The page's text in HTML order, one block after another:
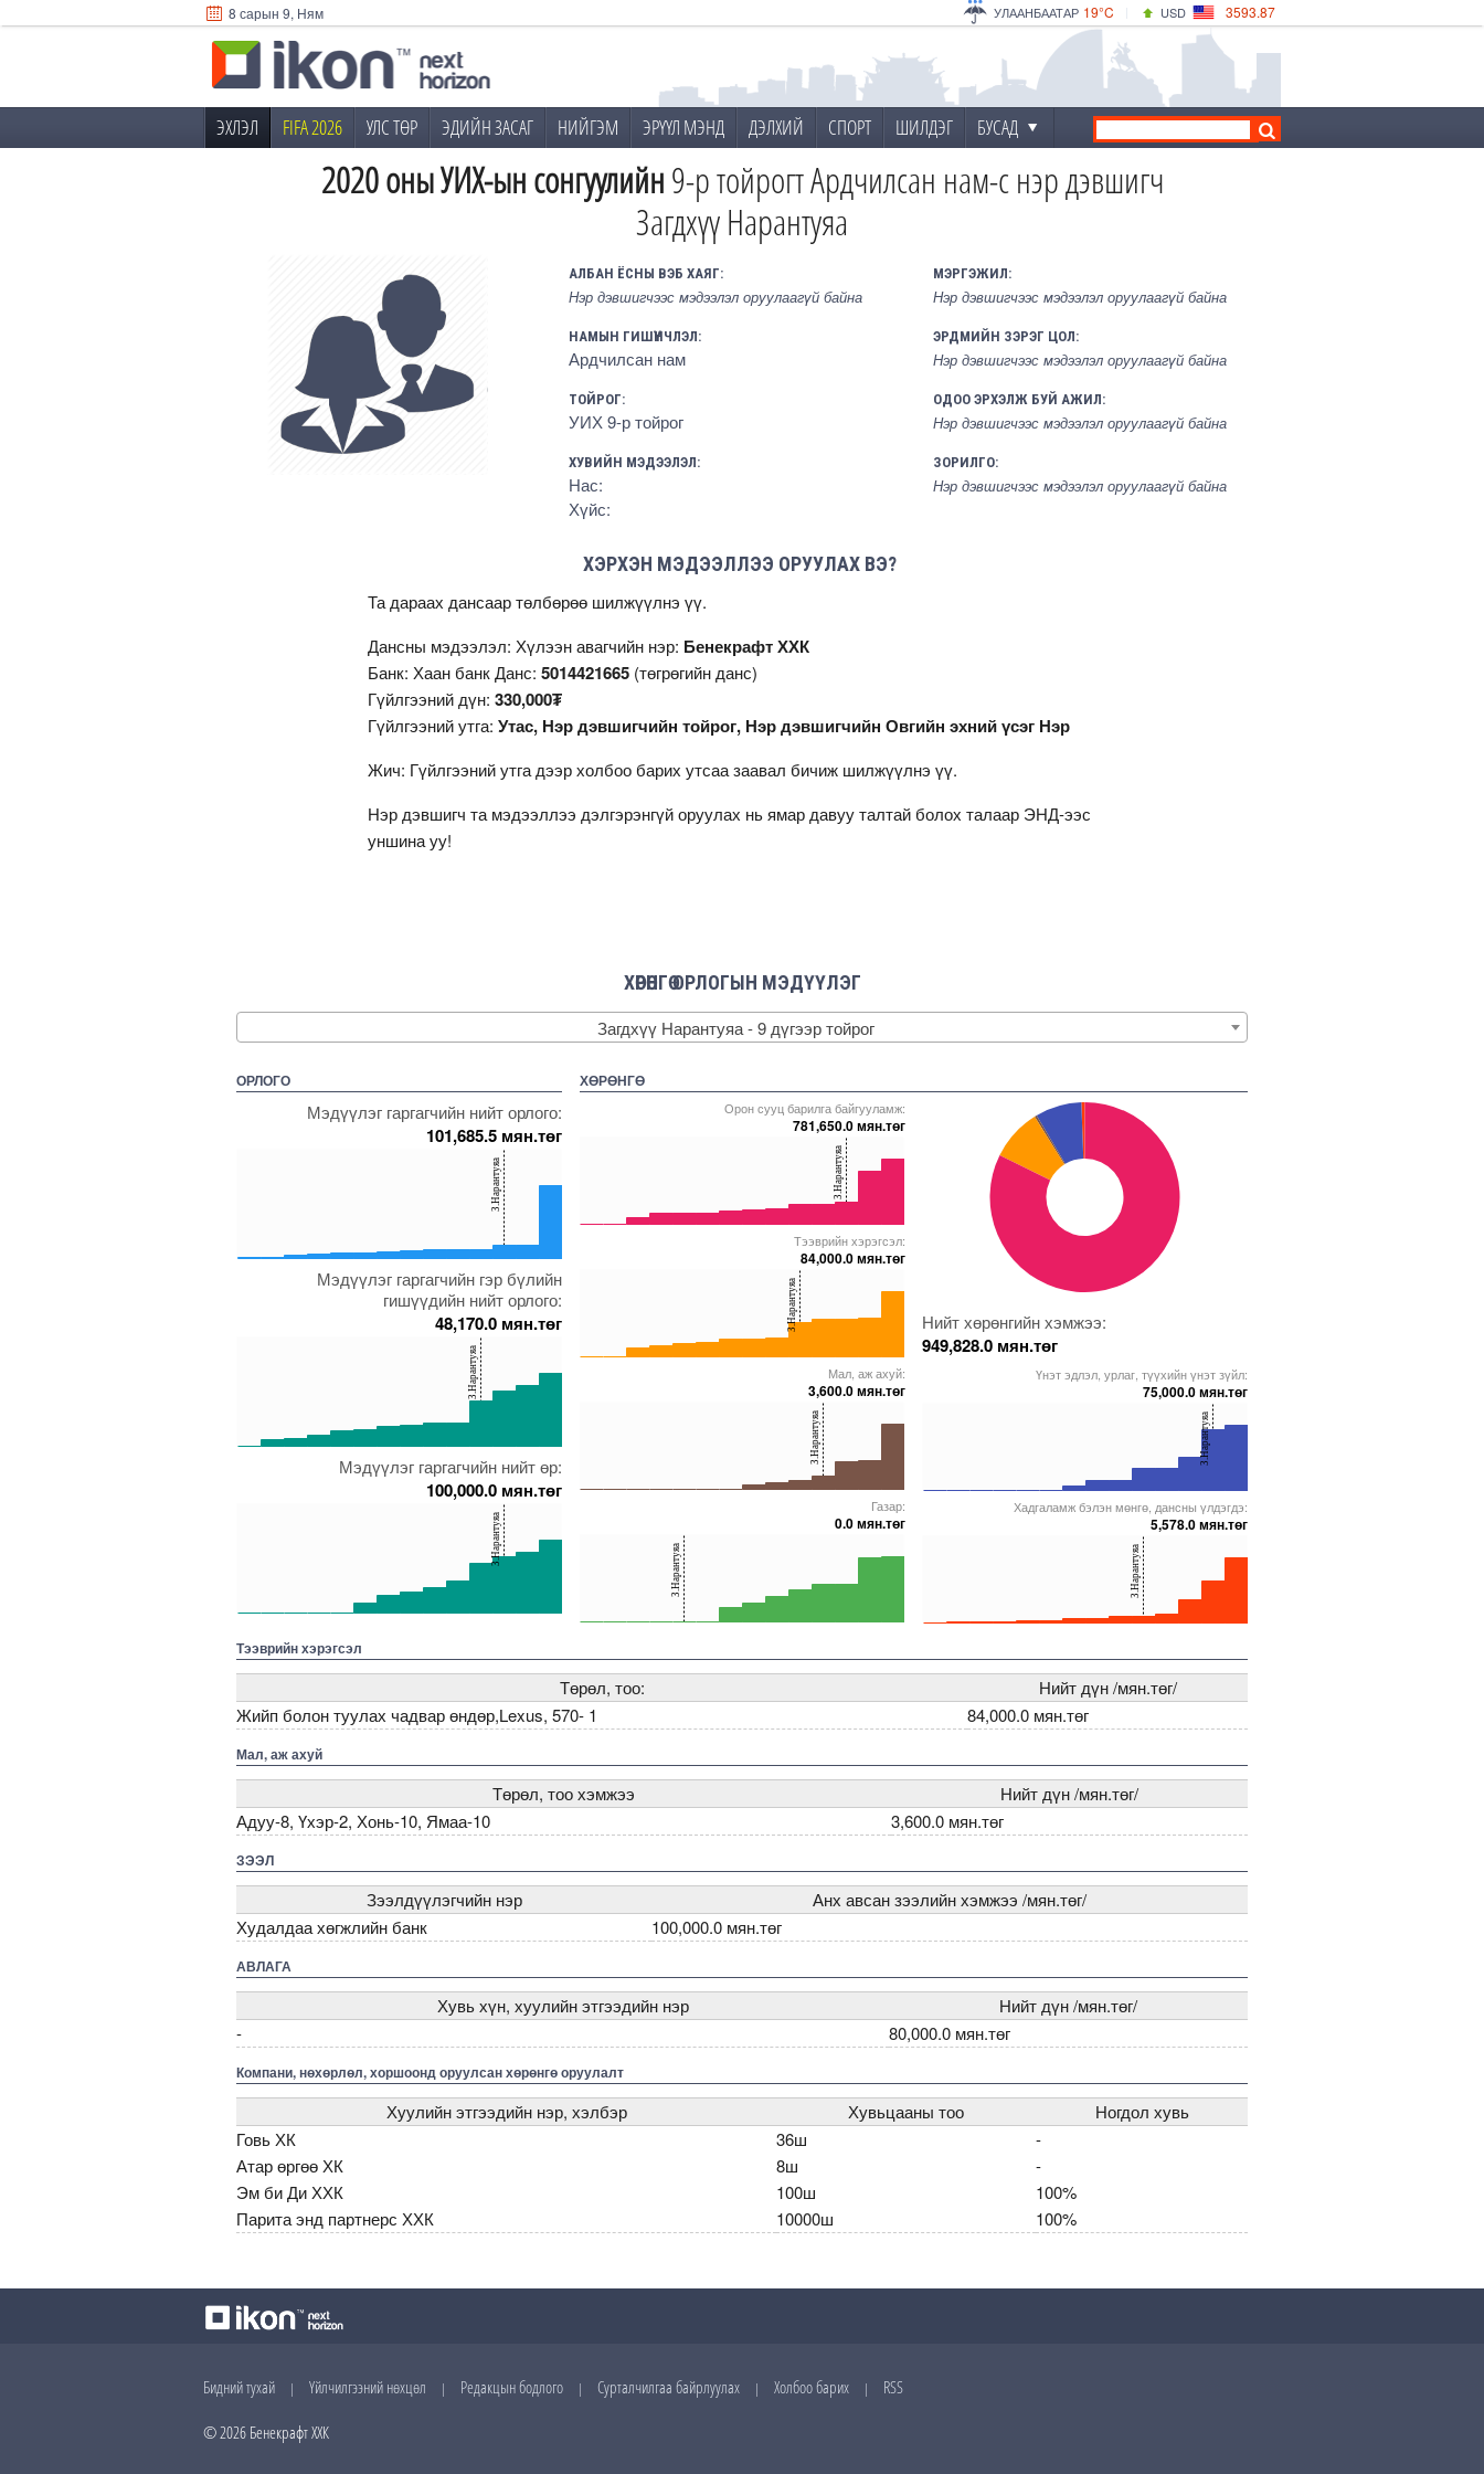
8 сарын 9, Ням 19°C
УЛААНБААТАР
19°C
ДАРХАН
17°C
ЭРДЭНЭТ
USD 3593.87
4141.04
ЭХЛЭЛ FIFA 2026 УЛС ТӨР ЭДИЙН ЗАСАГ НИЙГЭМ ЭРҮҮЛ МЭНД ДЭЛХИЙ СПОРТ ШИЛДЭГ БУСАД
2020 оны УИХ-ын сонгуулийн9-р тойрогт Ардчилсан нам-с нэр дэвшигч
Загдхүү Нарантуяа
АЛБАН ЁСНЫ ВЭБ ХАЯГ:
Нэр дэвшигчээс мэдээлэл оруулаагүй байна
НАМЫН ГИШҮҮНЧЛЭЛ:
Ардчилсан нам
ТОЙРОГ:
УИХ 9-р тойрог
ХУВИЙН МЭДЭЭЛЭЛ:
Нас:
Хүйс:
МЭРГЭЖИЛ:
Нэр дэвшигчээс мэдээлэл оруулаагүй байна
ЭРДМИЙН ЗЭРЭГ ЦОЛ:
Нэр дэвшигчээс мэдээлэл оруулаагүй байна
ОДОО ЭРХЭЛЖ БУЙ АЖИЛ:
Нэр дэвшигчээс мэдээлэл оруулаагүй байна
ЗОРИЛГО:
Нэр дэвшигчээс мэдээлэл оруулаагүй байна
ХЭРХЭН МЭДЭЭЛЛЭЭ ОРУУЛАХ ВЭ?
Та дараах дансаар төлбөрөө шилжүүлнэ үү.
Дансны мэдээлэл: Хүлээн авагчийн нэр: Бенекрафт ХХК
Банк: Хаан банк Данс: 5014421665 (төгрөгийн данс)
Гүйлгээний дүн: 330,000₮
Гүйлгээний утга: Утас, Нэр дэвшигчийн тойрог, Нэр дэвшигчийн Овгийн эхний үсэг Нэр
Жич: Гүйлгээний утга дээр холбоо барих утсаа заавал бичиж шилжүүлнэ үү.
Нэр дэвшигч та мэдээллээ дэлгэрэнгүй оруулах нь ямар давуу талтай болох талаар ЭНД-ээс
уншина уу!
ХӨРӨНГӨ ОРЛОГЫН МЭДҮҮЛЭГ
Загдхүү Нарантуяа - 9 дүгээр тойрог
ОРЛОГО
Мэдүүлэг гаргагчийн нийт орлого:
101,685.5 мян.төг
500000000000000527190650000000000000052319935000000000000005271755
5000000000000005271761
5000000000000005272024
З.Нарантуяа
Мэдүүлэг гаргагчийн гэр бүлийн
гишүүдийн нийт орлого:
48,170.0 мян.төг
50000000000000052719105000000000000005271968
5000000000000005271633
5000000000000005271755
З.Нарантуяа
Мэдүүлэг гаргагчийн нийт өр:
100,000.0 мян.төг
З.Нарантуяа
ХӨРӨНГӨ
Орон сууц барилга байгууламж:
781,650.0 мян.төг
5000000000000005271969 50000000000000052716335000000000000005271910
5000000000000005272024
З.Нарантуяа
20
40
Тээврийн хэрэгсэл:
84,000.0 мян.төг
5000000000000005272558 5000000000000005236929
5000000000000005272024
З.Нарантуяа
Мал, аж ахуй:
3,600.0 мян.төг
5000000000000005272558
5000000000000005238174
З.Нарантуяа
0
20
Газар:
0.0 мян.төг
З.Нарантуяа
Нийт хөрөнгийн хэмжээ:
949,828.0 мян.төг
Үнэт эдлэл, урлаг, түүхийн үнэт зүйл:
75,000.0 мян.төг
500000000000000527196950000000000000052719685000000000000005231993
5000000000000005272023
5000000000000005236929
З.Нарантуяа
0
Хадгаламж бэлэн мөнгө, дансны үлдэгдэ:
5,578.0 мян.төг
З.Нарантуяа
0
Тээврийн хэрэгсэл
Төрөл, тоо:
Нийт дүн /мян.төг/
Жийп болон туулах чадвар өндөр,Lexus, 570- 1
84,000.0 мян.төг
Мал, аж ахуй
Төрөл, тоо хэмжээ
Нийт дүн /мян.төг/
Адуу-8, Үхэр-2, Хонь-10, Ямаа-10
3,600.0 мян.төг
ЗЭЭЛ
Зээлдүүлэгчийн нэр
Анх авсан зээлийн хэмжээ /мян.төг/
Худалдаа хөгжлийн банк
100,000.0 мян.төг
АВЛАГА
Хувь хүн, хуулийн этгээдийн нэр
Нийт дүн /мян.төг/
-
80,000.0 мян.төг
Компани, нөхөрлөл, хоршоонд оруулсан хөрөнгө оруулалт
Хуулийн этгээдийн нэр, хэлбэр Хувьцааны тоо
Ногдол хувь
Говь ХК
36ш
-
Атар өргөө ХК
8ш
-
Эм би Ди ХХК
100ш
100%
Парита энд партнерс ХХК
10000ш 100%
Бидний тухай | Үйлчилгээний нөхцөл | Редакцын бодлого | Сурталчилгаа байрлуулах | Холбоо барих | RSS
© 2026 Бенекрафт ХХК